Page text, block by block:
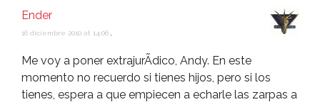
Ender
16 diciembre 2010 at 14:06
Me voy a poner extrajurÃ­dico, Andy. En este
momento no recuerdo si tienes hijos, pero si los
tienes, espera a que empiecen a echarle las zarpas a